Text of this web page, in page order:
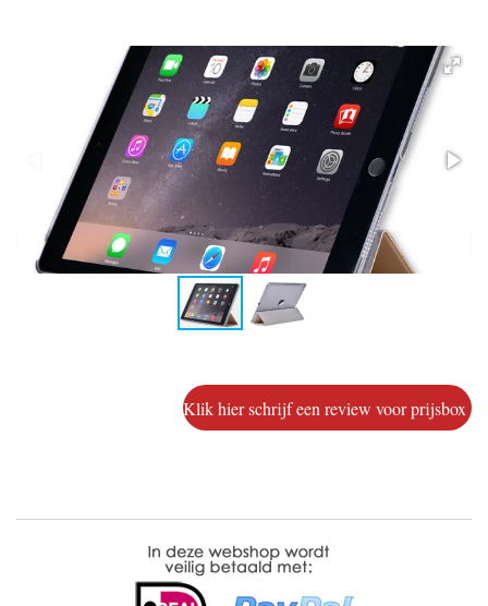
Klik hier schrijf een review voor prijsbox